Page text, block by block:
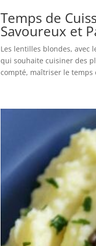
Temps de
Savoureux et
Les lentilles blondes, avec
qui souhaite cuisiner des
compté, maîtriser le temps